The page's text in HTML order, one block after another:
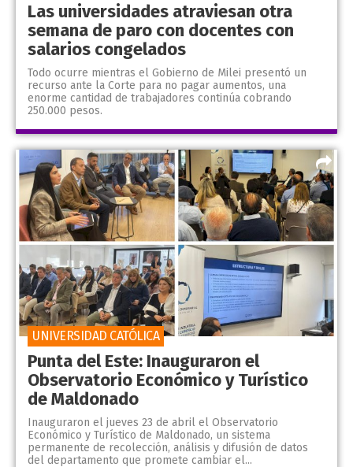
Las universidades atraviesan otra
semana de paro con docentes con
salarios congelados
Todo ocurre mientras el Gobierno de Milei presentó un
recurso ante la Corte para no pagar aumentos, una
enorme cantidad de trabajadores continúa cobrando
250.000 pesos.
Punta del Este: Inauguraron el
Observatorio Económico y Turístico
de Maldonado
Inauguraron el jueves 23 de abril el Observatorio
Económico y Turístico de Maldonado, un sistema
permanente de recolección, análisis y difusión de datos
del departamento que promete cambiar el...
UNIVERSIDAD CATÓLICA